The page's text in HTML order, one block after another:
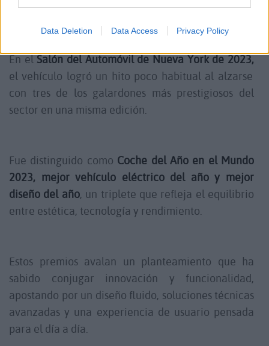
Data Deletion Data Access Privacy Policy
la industria a nivel global.
En elSalón del Automóvil de Nueva York de 2023,
el vehículo logró un hito poco habitual al alzarse
con tres de los galardones más prestigiosos del
sector en una misma edición.
Fue distinguido como Coche del Año en el Mundo
2023, mejor vehículo eléctrico del año y mejor
diseño del año, un triplete que refleja el equilibrio
entre estética, tecnología y rendimiento.
Estos premios avalan un planteamiento que ha
sabido conjugar innovación y funcionalidad,
apostando por un diseño fluido, soluciones técnicas
avanzadas y una experiencia de usuario pensada
para el día a día.